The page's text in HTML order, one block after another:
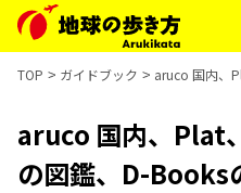
TOP ガイドブック aruco 国内、
aruco 国内、Plat
の図鑑、D-Books